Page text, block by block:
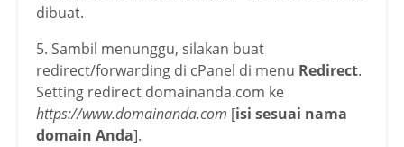
dibuat.
5. Sambil menunggu, silakan buat
redirect/forwarding di cPanel di menu Redirect.
Setting redirect domainanda.com ke
https://www.domainanda.com [isi sesuai nama
domain Anda].